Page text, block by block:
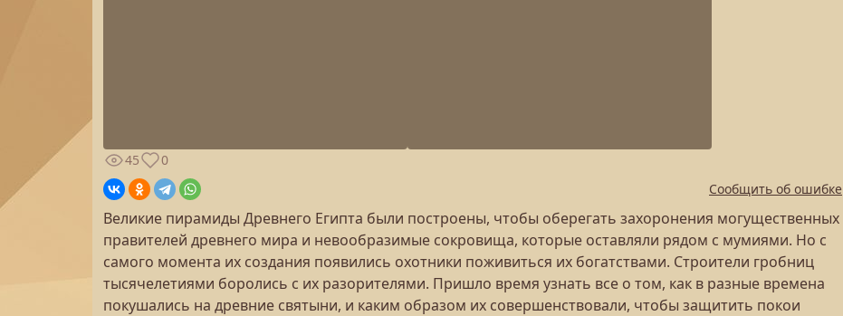
45
0
Сообщить об ошибке
Великие пирамиды Древнего Египта были построены, чтобы оберегать захоронения могущественных
правителей древнего мира и невообразимые сокровища, которые оставляли рядом с мумиями. Но с
самого момента их создания появились охотники поживиться их богатствами. Строители гробниц
тысячелетиями боролись с их разорителями. Пришло время узнать все о том, как в разные времена
покушались на древние святыни, и каким образом их совершенствовали, чтобы защитить покои